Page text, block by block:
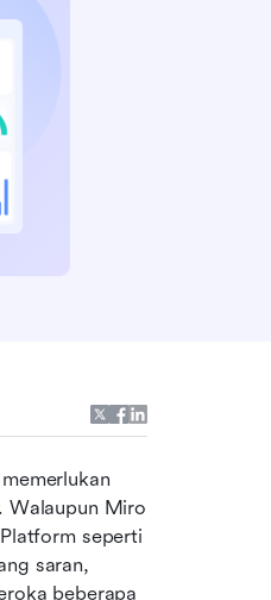
Walaupun Miro
seperti
saran,